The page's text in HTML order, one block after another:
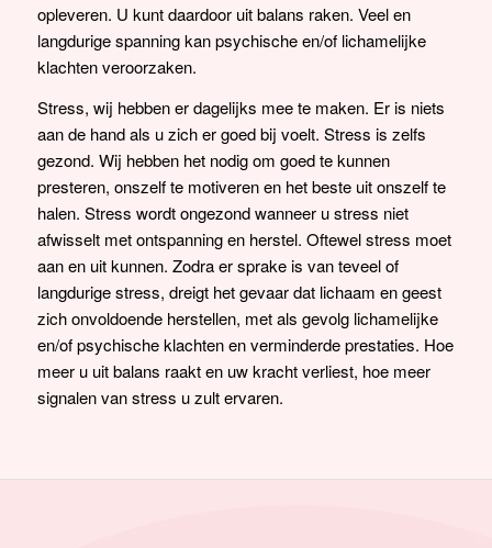
opleveren. U kunt daardoor uit balans raken. Veel en
langdurige spanning kan psychische en/of lichamelijke
klachten veroorzaken.
Stress, wij hebben er dagelijks mee te maken. Er is niets
aan de hand als u zich er goed bij voelt. Stress is zelfs
gezond. Wij hebben het nodig om goed te kunnen
presteren, onszelf te motiveren en het beste uit onszelf te
halen. Stress wordt ongezond wanneer u stress niet
afwisselt met ontspanning en herstel. Oftewel stress moet
aan en uit kunnen. Zodra er sprake is van teveel of
langdurige stress, dreigt het gevaar dat lichaam en geest
zich onvoldoende herstellen, met als gevolg lichamelijke
en/of psychische klachten en verminderde prestaties. Hoe
meer u uit balans raakt en uw kracht verliest, hoe meer
signalen van stress u zult ervaren.